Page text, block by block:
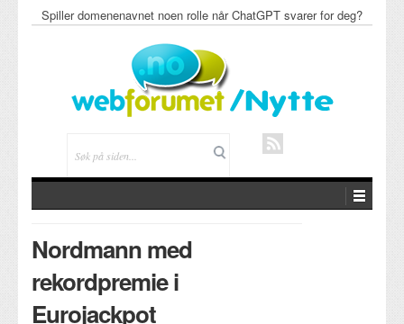
Spiller domenenavnet noen rolle når ChatGPT svarer for deg?
Nordmann med
rekordpremie i
Eurojackpot